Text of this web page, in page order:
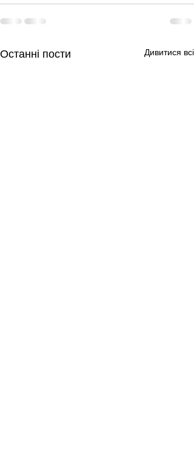
Останні пости Дивитися всі